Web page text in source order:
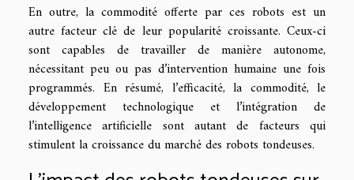
En outre, la commodité offerte par ces robots est un
autre facteur clé de leur popularité croissante. Ceux-ci
sont capables de travailler de manière autonome,
nécessitant peu ou pas d’intervention humaine une fois
programmés. En résumé, l’efficacité, la commodité, le
développement technologique et l’intégration de
l’intelligence artificielle sont autant de facteurs qui
stimulent la croissance du marché des robots tondeuses.